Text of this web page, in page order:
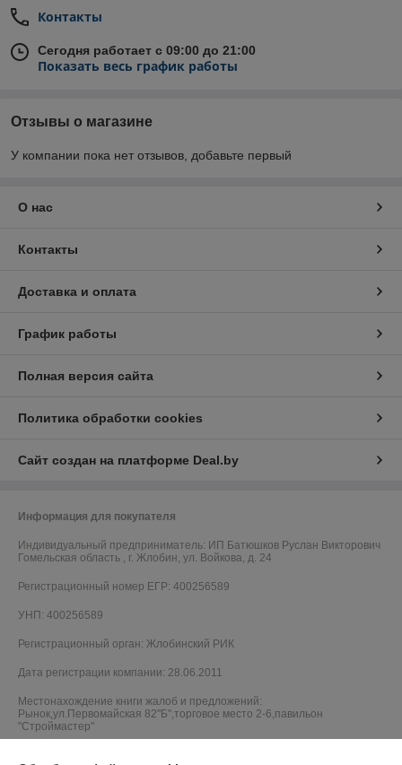
Контакты
Сегодня работает с 09:00 до 21:00
Показать весь график работы
Отзывы о магазине
У компании пока нет отзывов, добавьте первый
О нас
Контакты
Доставка и оплата
График работы
Полная версия сайта
Политика обработки cookies
Сайт создан на платформе Deal.by
Информация для покупателя
Индивидуальный предприниматель: ИП Батюшков Руслан Викторович
Гомельская область , г. Жлобин, ул. Войкова, д. 24
Регистрационный номер ЕГР: 400256589
УНП: 400256589
Регистрационный орган: Жлобинский РИК
Дата регистрации компании: 28.06.2011
Местонахождение книги жалоб и предложений:
Рынок,ул.Первомайская 82"Б",торговое место 2-6,павильон
"Строймастер"